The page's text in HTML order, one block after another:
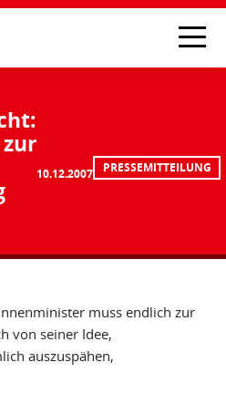
zur
10.12.2007 PRESSEMITTEILUNG
muss endlich zur
von seiner Idee,
auszuspähen,